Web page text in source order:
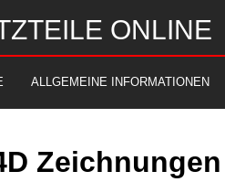
ONLINE
ALLGEMEINE INFORMATIONEN